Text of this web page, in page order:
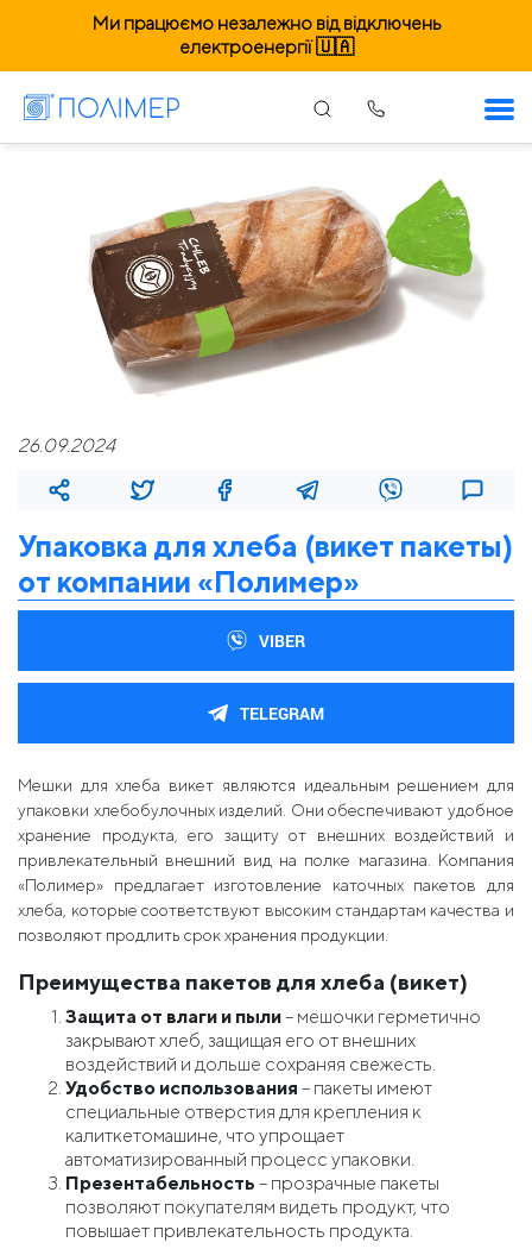
Ми працюємо незалежно від відключень
електроенергії 🇺🇦
26.09.2024
Упаковка для хлеба (викет пакеты)
от компании «Полимер»
VIBER
TELEGRAM
Мешки для хлеба викет являются идеальным решением для
упаковки хлебобулочных изделий. Они обеспечивают удобное
хранение продукта, его защиту от внешних воздействий и
привлекательный внешний вид на полке магазина. Компания
«Полимер» предлагает изготовление каточных пакетов для
хлеба, которые соответствуют высоким стандартам качества и
позволяют продлить срок хранения продукции.
Преимущества пакетов для хлеба (викет)
Защита от влаги и пыли– мешочки герметично
закрывают хлеб, защищая его от внешних
воздействий и дольше сохраняя свежесть.
Удобство использования – пакеты имеют
специальные отверстия для крепления к
калиткетомашине, что упрощает
автоматизированный процесс упаковки.
Презентабельность – прозрачные пакеты
позволяют покупателям видеть продукт, что
повышает привлекательность продукта.